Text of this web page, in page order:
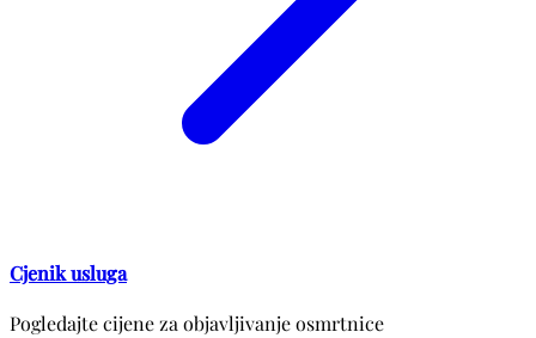
Cjenik usluga
Pogledajte cijene za objavljivanje osmrtnice